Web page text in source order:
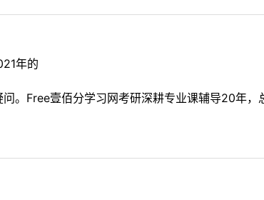
年的
。Free壹佰分学习网考研深耕专业课辅导20年，